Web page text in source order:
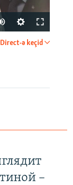
Direct-ə keçid
–